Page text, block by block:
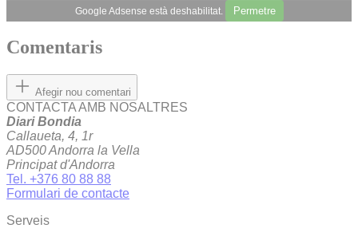
Google Adsense està deshabilitat. Permetre
Comentaris
Afegir nou comentari
CONTACTA AMB NOSALTRES
Diari Bondia
Callaueta, 4, 1r
AD500 Andorra la Vella
Principat d'Andorra
Tel. +376 80 88 88
Formulari de contacte
Serveis